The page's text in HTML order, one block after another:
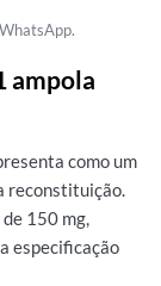
ampola
como um
reconstituição.
150 mg,
especificação